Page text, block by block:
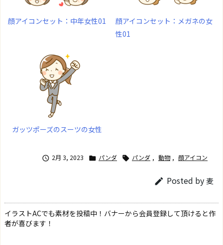
顔アイコンセット：中年女性01
顔アイコンセット：メガネの女
性01
ガッツポーズのスーツの女性
 2月 3, 2023  パンダ  パンダ , 動物 , 顔アイコン
 Posted by麦
イラストACでも素材を投稿中！バナーから会員登録して頂けると作
者が喜びます！